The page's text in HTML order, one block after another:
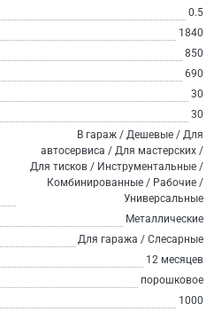
0.5
1840
850
690
30
30
В гараж / Дешевые / Для
автосервиса / Для мастерских /
Для тисков / Инструментальные /
Комбинированные / Рабочие /
Универсальные
Металлические
Для гаража / Слесарные
12 месяцев
порошковое
1000